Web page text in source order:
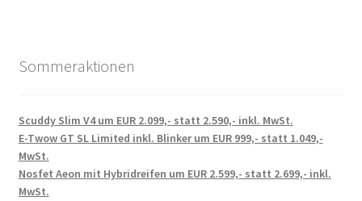
Sommeraktionen
Scuddy Slim V4 um EUR 2.099,- statt 2.590,- inkl. MwSt.
E-Twow GT SL Limited inkl. Blinker um EUR 999,- statt 1.049,-
MwSt.
Nosfet Aeon mit Hybridreifen um EUR 2.599,- statt 2.699,- inkl.
MwSt.